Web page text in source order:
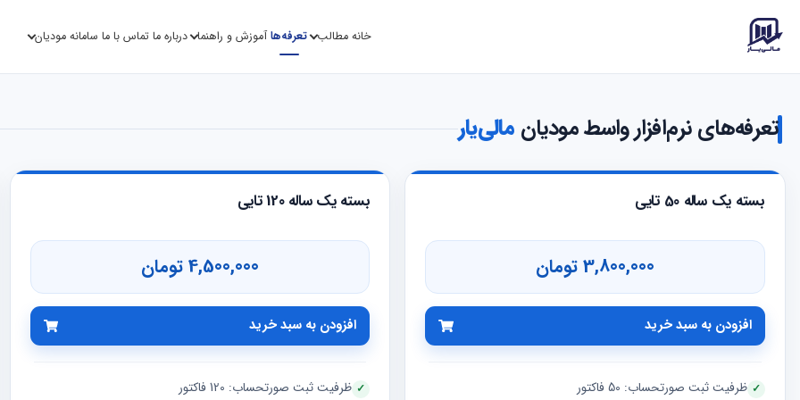
خانه مطالب تعرفه‌ها آموزش و راهنما درباره ما تماس با ما سامانه مودیان
تعرفه‌های نرم‌افزار واسط مودیان مالی‌یار
بسته یک ساله 50 تایی
3,800,000 تومان
افزودن به سبد خرید
ظرفیت ثبت صورتحساب: 50 فاکتور
بسته یک ساله 120 تایی
4,500,000 تومان
افزودن به سبد خرید
ظرفیت ثبت صورتحساب: 120 فاکتور